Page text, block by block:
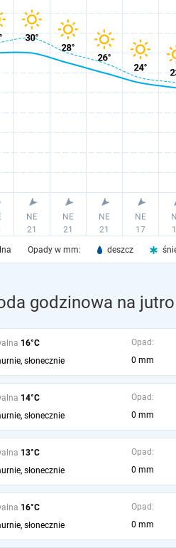
Opady w mm: deszcz
godzinowa na jutro
16°C
słonecznie
Opad:
0 mm
14°C
słonecznie
Opad:
0 mm
13°C
słonecznie
Opad:
0 mm
16°C
słonecznie
Opad:
0 mm